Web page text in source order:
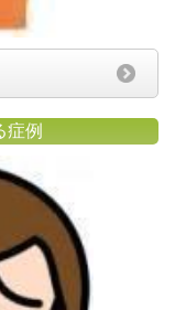
症例